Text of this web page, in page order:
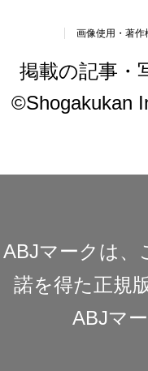
画像使用・著作
掲載の記事・
©Shogakukan
ABJマークは、
諾を得た正規
ABJマ